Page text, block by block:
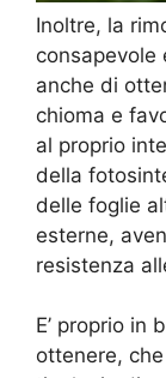
Inoltre, la
anche di
chioma e
al proprio
della
delle foglie
esterne,
resistenza
E’ proprio in
ottenere,